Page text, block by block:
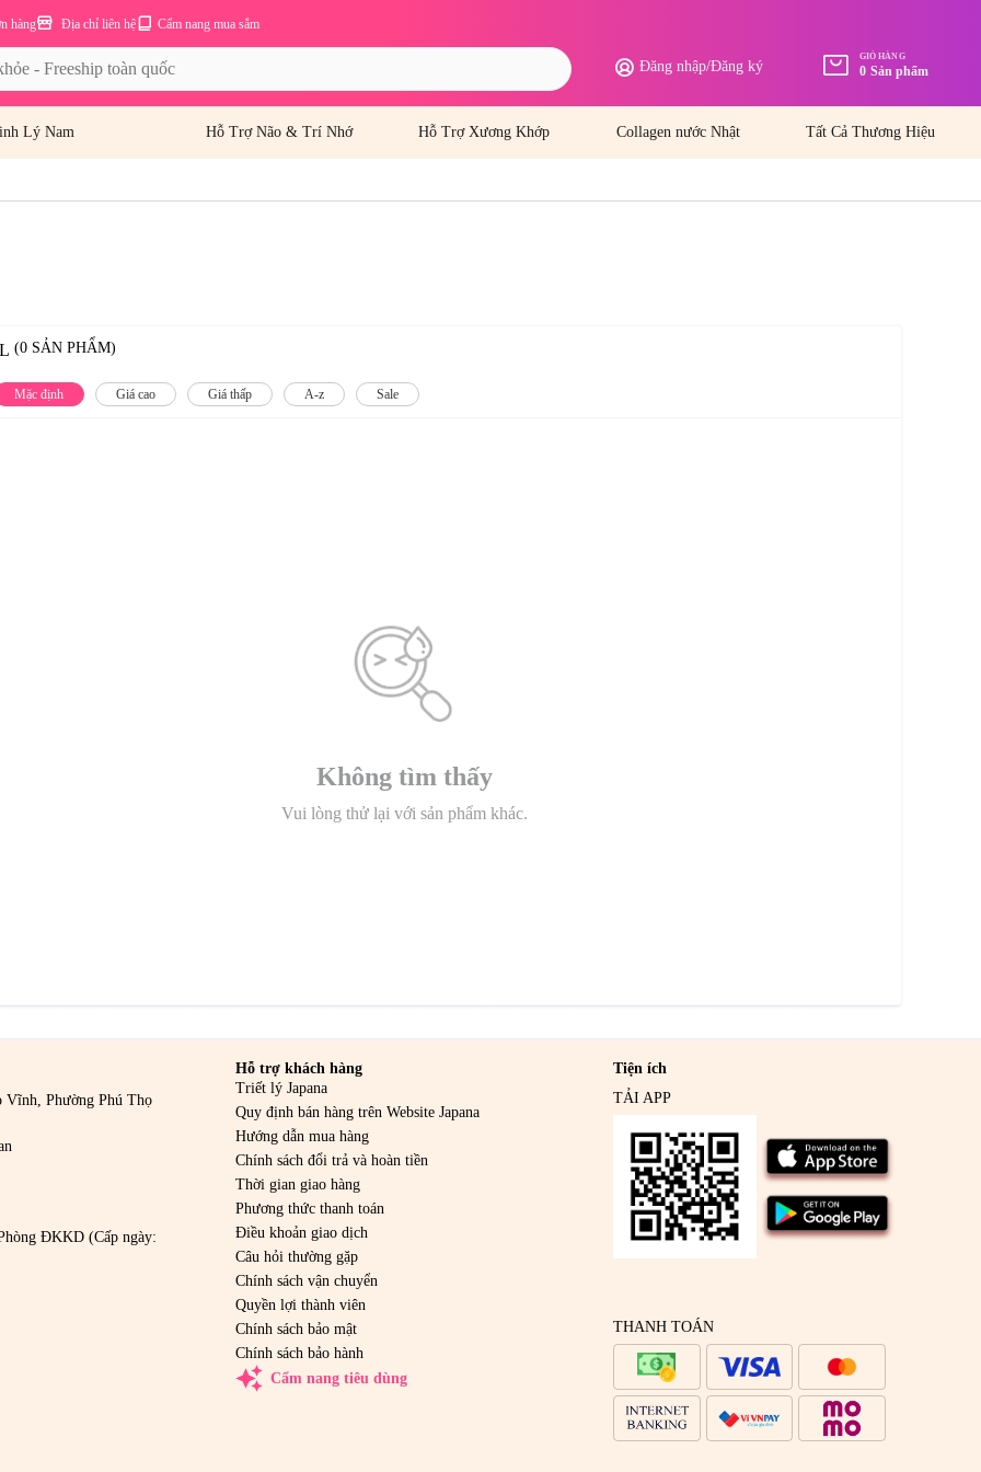
Cẩm nang mua sắm
Địa chỉ liên hệ
hàng
Đăng nhập/Đăng ký
GIỎ HÀNG
0 Sản phẩm
Lý Nam Hỗ Trợ Não & Trí Nhớ Hỗ Trợ Xương Khớp Collagen nước Nhật Tất Cả Thương Hiệu
(0 SẢN PHẨM)
Mặc định Giá cao Giá thấp A-z Sale
Không tìm thấy
Vui lòng thử lại với sản phẩm khác.
Vĩnh, Phường Phú Thọ
ĐKKD (Cấp ngày:
Hỗ trợ khách hàng
Triết lý Japana
Quy định bán hàng trên Website Japana
Hướng dẫn mua hàng
Chính sách đổi trả và hoàn tiền
Thời gian giao hàng
Phương thức thanh toán
Điều khoản giao dịch
Câu hỏi thường gặp
Chính sách vận chuyển
Quyền lợi thành viên
Chính sách bảo mật
Chính sách bảo hành
auto_awesome Cẩm nang tiêu dùng
Tiện ích
TẢI APP
THANH TOÁN